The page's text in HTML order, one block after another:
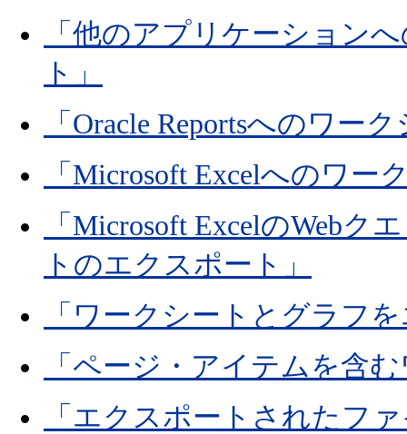
「他のアプリケーション
ト」
「Oracle Reportsへのワー
「Microsoft Excelへのワ
「Microsoft ExcelのWeb
トのエクスポート」
「ワークシートとグラフ
「ページ・アイテムを含
「エクスポートされたフ